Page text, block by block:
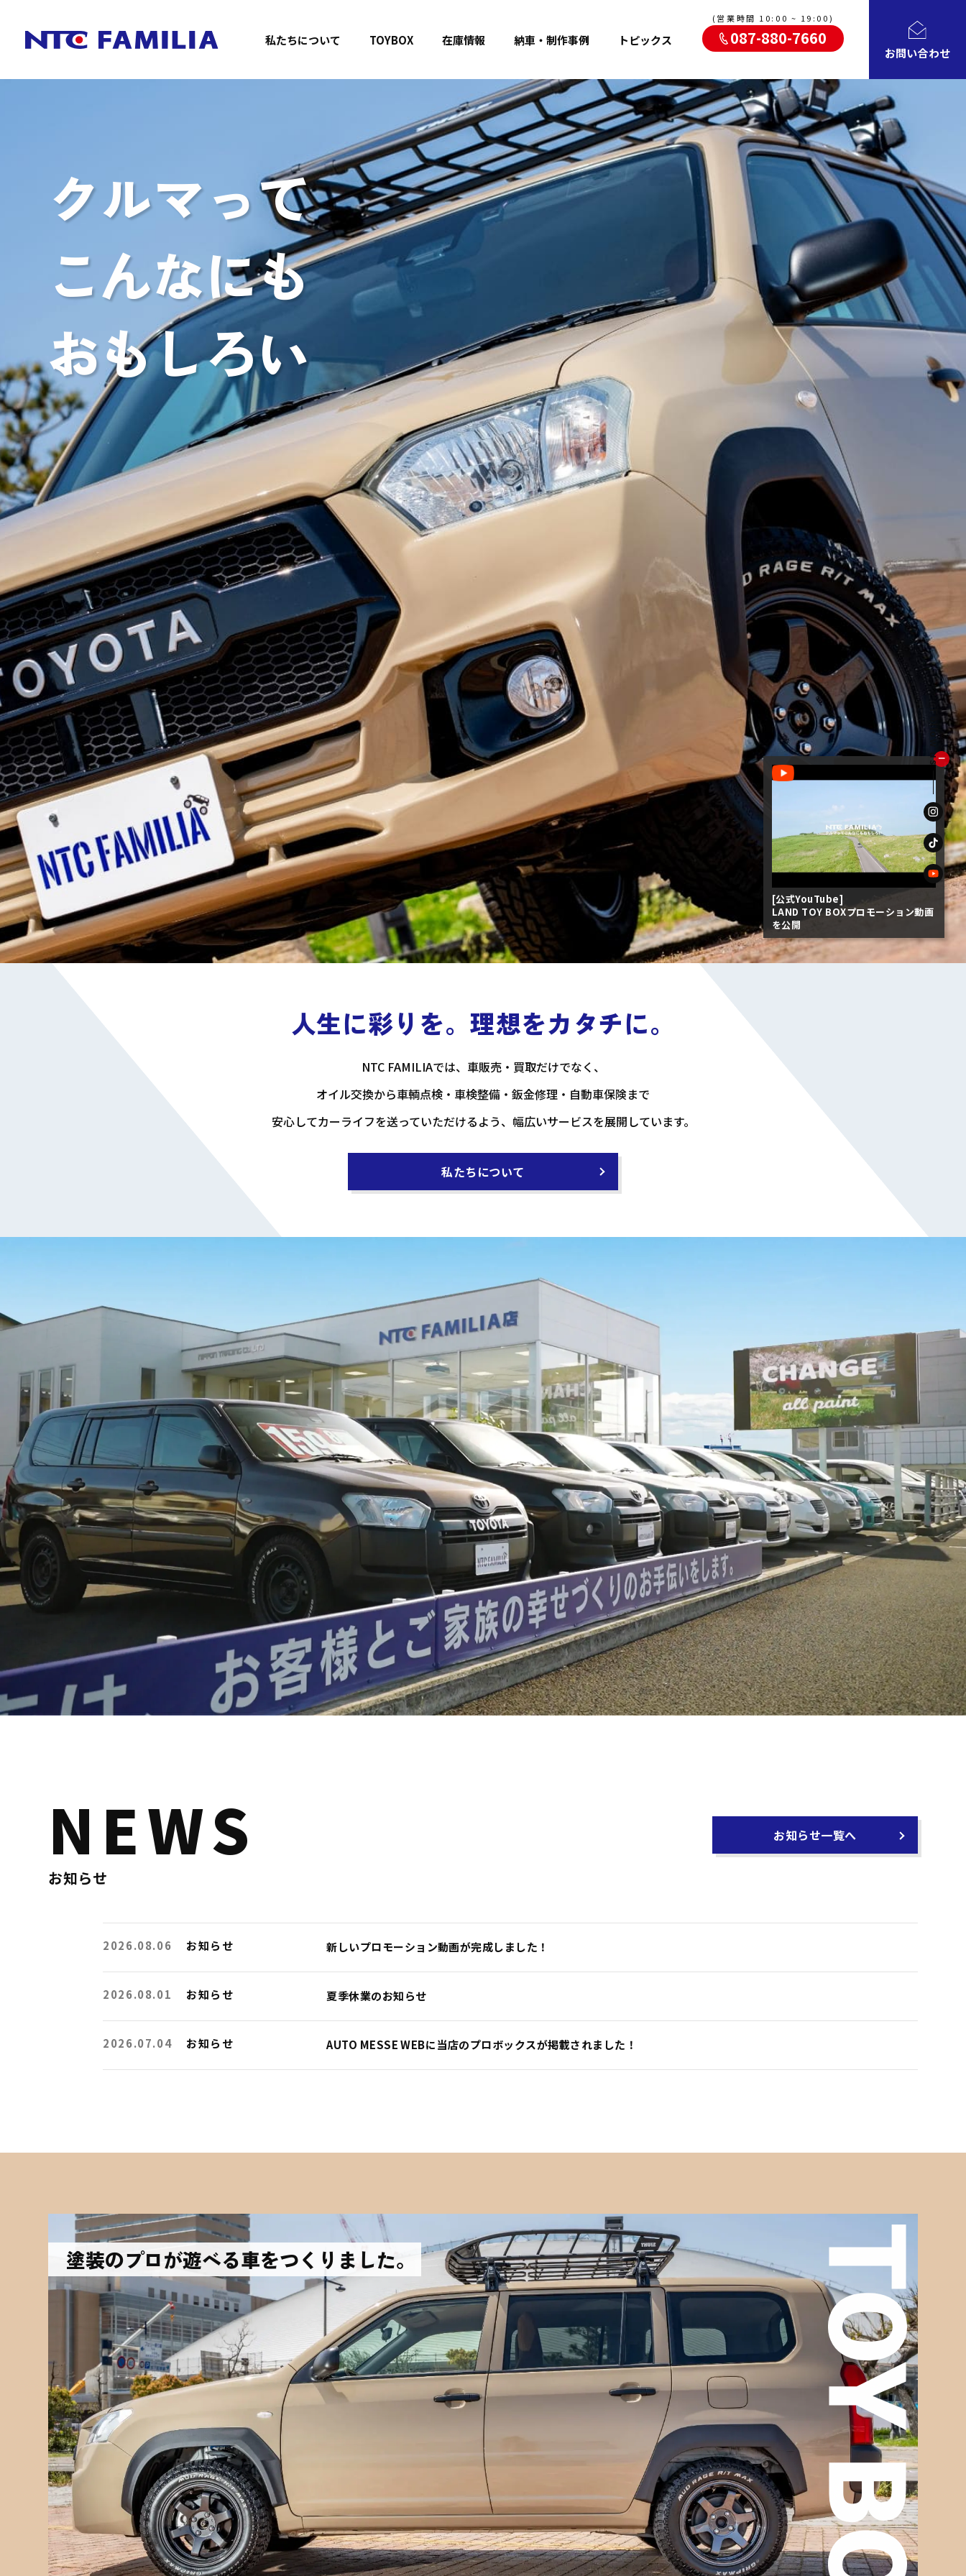
Follow us
私たちについて TOYBOX 在庫情報 納車・制作事例 トピックス
(営業時間 10:00 ~ 19:00)
087-880-7660
お問い合わせ
クルマって
こんなにも
おもしろい
ー
[公式YouTube]
LAND TOY BOXプロモーション動画
を公開
人生に彩りを。理想をカタチに。
NTC FAMILIAでは、車販売・買取だけでなく、
オイル交換から車輌点検・ 車検整備・鈑金修理・自動車保険まで
安心してカーライフを送っていただけるよう、 幅広いサービスを展開しています。
私たちについて
NEWS
お知らせ
お知らせ一覧へ
2026.08.06 お知らせ 新しいプロモーション動画が完成しました！
2026.08.01 お知らせ 夏季休業のお知らせ
2026.07.04 お知らせ AUTO MESSE WEBに当店のプロボックスが掲載されました！
塗装のプロが遊べる車をつくりました。